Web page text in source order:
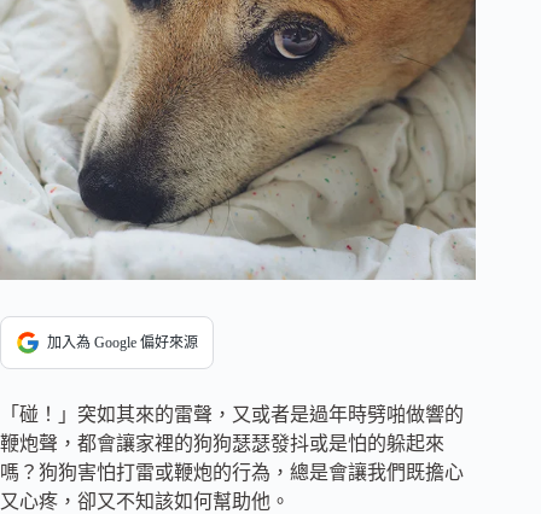
加入為 Google 偏好來源
「碰！」突如其來的雷聲，又或者是過年時劈啪做響的
鞭炮聲，都會讓家裡的狗狗瑟瑟發抖或是怕的躲起來
嗎？狗狗害怕打雷或鞭炮的行為，總是會讓我們既擔心
又心疼，卻又不知該如何幫助他。